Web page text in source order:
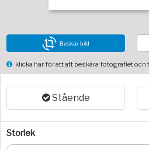
Beskär bild
klicka här för att att beskära fotografiet och
Stående
Storlek